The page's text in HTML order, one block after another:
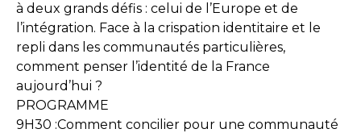
à deux grands défis : celui de l’Europe et de
l’intégration. Face à la crispation identitaire et le
repli dans les communautés particulières,
comment penser l’identité de la France
aujourd’hui ?
PROGRAMME
9H30 :Comment concilier pour une communauté